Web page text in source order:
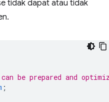
tidak dapat atau tidak
be prepared and
;